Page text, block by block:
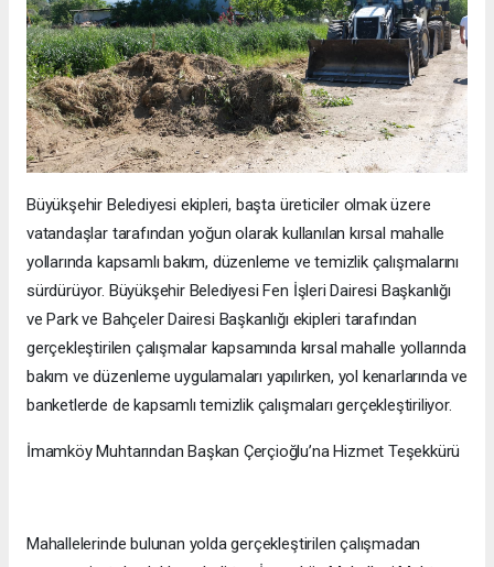
Büyükşehir Belediyesi ekipleri, başta üreticiler olmak üzere
vatandaşlar tarafından yoğun olarak kullanılan kırsal mahalle
yollarında kapsamlı bakım, düzenleme ve temizlik çalışmalarını
sürdürüyor. Büyükşehir Belediyesi Fen İşleri Dairesi Başkanlığı
ve Park ve Bahçeler Dairesi Başkanlığı ekipleri tarafından
gerçekleştirilen çalışmalar kapsamında kırsal mahalle yollarında
bakım ve düzenleme uygulamaları yapılırken, yol kenarlarında ve
banketlerde de kapsamlı temizlik çalışmaları gerçekleştiriliyor.
İmamköy Muhtarından Başkan Çerçioğlu’na Hizmet Teşekkürü
Mahallelerinde bulunan yolda gerçekleştirilen çalışmadan